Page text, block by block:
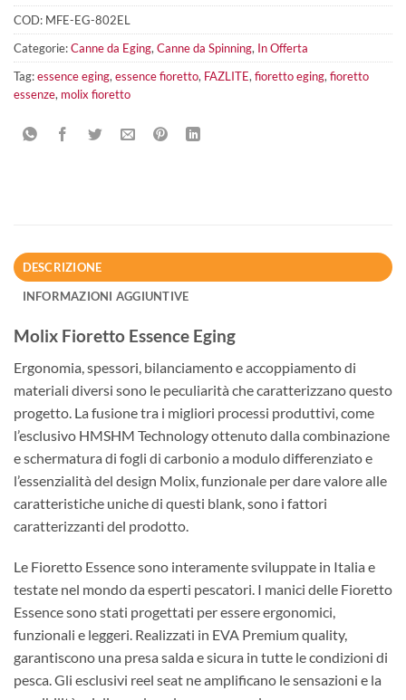
COD: MFE-EG-802EL
Categorie:Canne da Eging, Canne da Spinning, In Offerta
Tag:essence eging, essence fioretto, FAZLITE, fioretto eging, fioretto
essenze, molix fioretto
DESCRIZIONE
INFORMAZIONI AGGIUNTIVE
Molix Fioretto Essence Eging
Ergonomia, spessori, bilanciamento e accoppiamento di
materiali diversi sono le peculiarità che caratterizzano questo
progetto. La fusione tra i migliori processi produttivi, come
l’esclusivo HMSHM Technology ottenuto dalla combinazione
e schermatura di fogli di carbonio a modulo differenziato e
l’essenzialità del design Molix, funzionale per dare valore alle
caratteristiche uniche di questi blank, sono i fattori
caratterizzanti del prodotto.
Le Fioretto Essence sono interamente sviluppate in Italia e
testate nel mondo da esperti pescatori. I manici delle Fioretto
Essence sono stati progettati per essere ergonomici,
funzionali e leggeri. Realizzati in EVA Premium quality,
garantiscono una presa salda e sicura in tutte le condizioni di
pesca. Gli esclusivi reel seat ne amplificano le sensazioni e la